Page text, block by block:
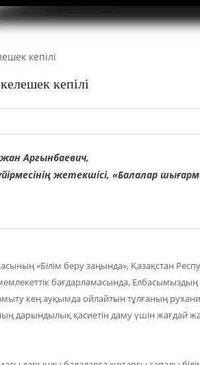
кепілі
Аргынбаевич,
жетекшісі, «Балалар
«Білім беру заңында», Қазақстан
бағдарламасында,
кең ауқымда ойлайтын тұлғаның
дарындылық қасиетін даму үшін жағдай